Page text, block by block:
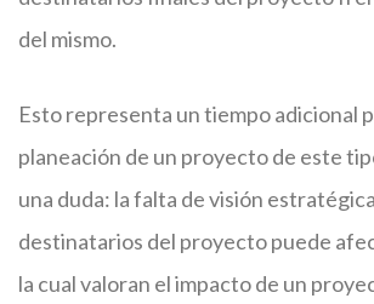
del mismo.
Esto representa un tiempo adicional
planeación de un proyecto de este
una duda: la falta de visión
destinatarios del proyecto puede
la cual valoran el impacto de un